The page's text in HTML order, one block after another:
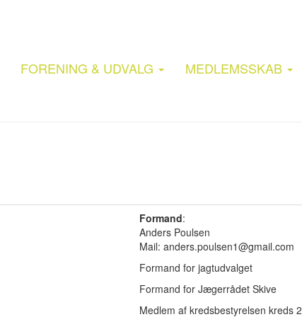
FORENING & UDVALG MEDLEMSSKAB
Formand:
Anders Poulsen
Mail: anders.poulsen1@gmail.com
Formand for jagtudvalget
Formand for Jægerrådet Skive
Medlem af kredsbestyrelsen kreds 2